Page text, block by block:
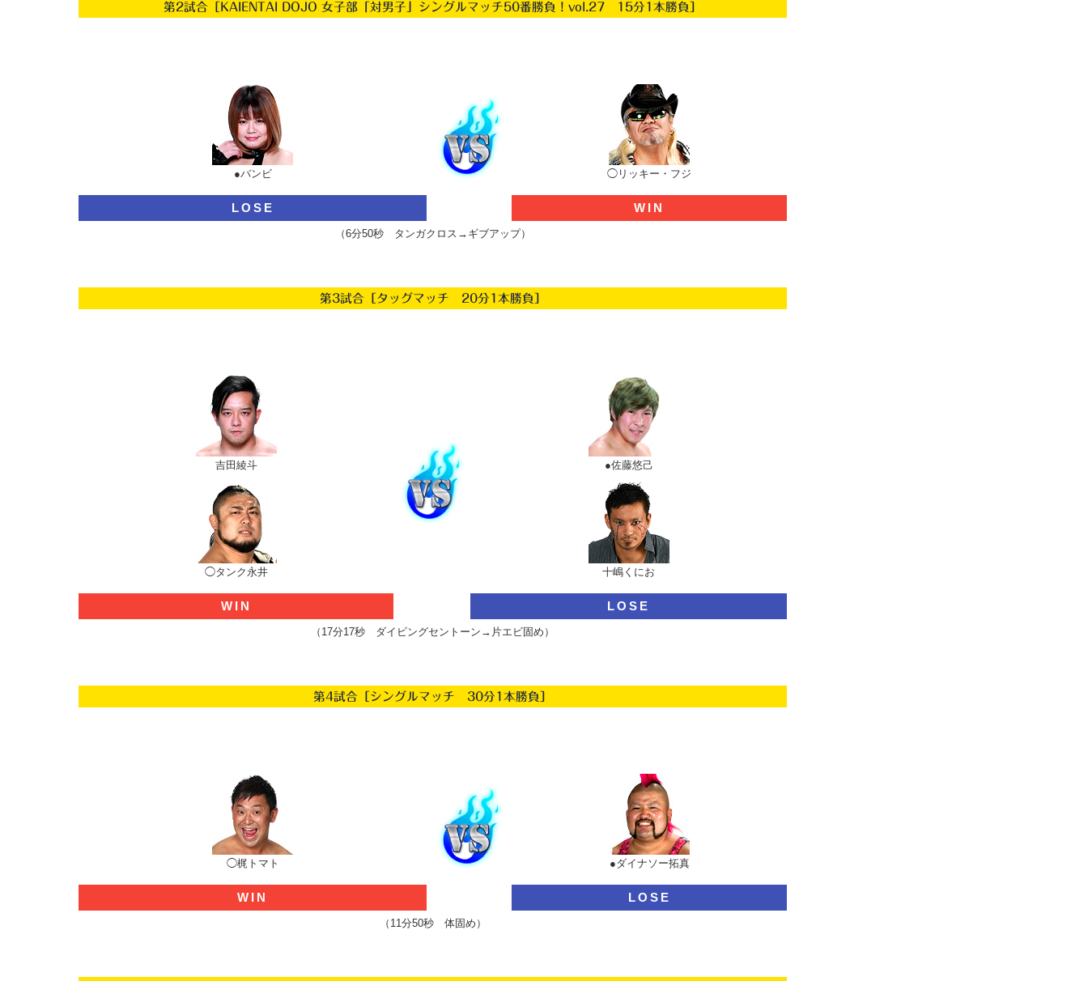
第2試合［KAIENTAI DOJO 女子部「対男子」シングルマッチ50番勝負！vol.27 15分1本勝負］
●バンビ ◯リッキー・フジ
LOSE WIN
（6分50秒 タンガクロス→ギブアップ）
第3試合［タッグマッチ 20分1本勝負］
吉田綾斗
◯タンク永井
●佐藤悠己
十嶋くにお
WIN LOSE
（17分17秒 ダイビングセントーン→片エビ固め）
第4試合［シングルマッチ 30分1本勝負］
◯梶トマト ●ダイナソー拓真
WIN LOSE
（11分50秒 体固め）